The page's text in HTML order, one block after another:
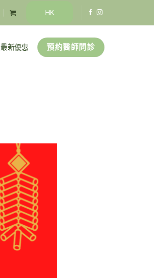
HK
最新優惠 預約醫師問診